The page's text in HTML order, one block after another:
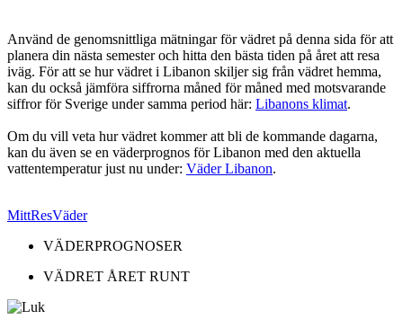
Använd de genomsnittliga mätningar för vädret på denna sida för att
planera din nästa semester och hitta den bästa tiden på året att resa
iväg. För att se hur vädret i Libanon skiljer sig från vädret hemma,
kan du också jämföra siffrorna måned för måned med motsvarande
siffror för Sverige under samma period här: Libanons klimat.
Om du vill veta hur vädret kommer att bli de kommande dagarna,
kan du även se en väderprognos för Libanon med den aktuella
vattentemperatur just nu under: Väder Libanon.
MittResVäder
VÄDERPROGNOSER
VÄDRET ÅRET RUNT